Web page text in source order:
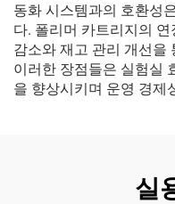
동화 시스템과의 호환성
다. 폴리머 카트리지의
감소와 재고 관리 개선을
이러한 장점들은 실험실
을 향상시키며 운영 경제
실